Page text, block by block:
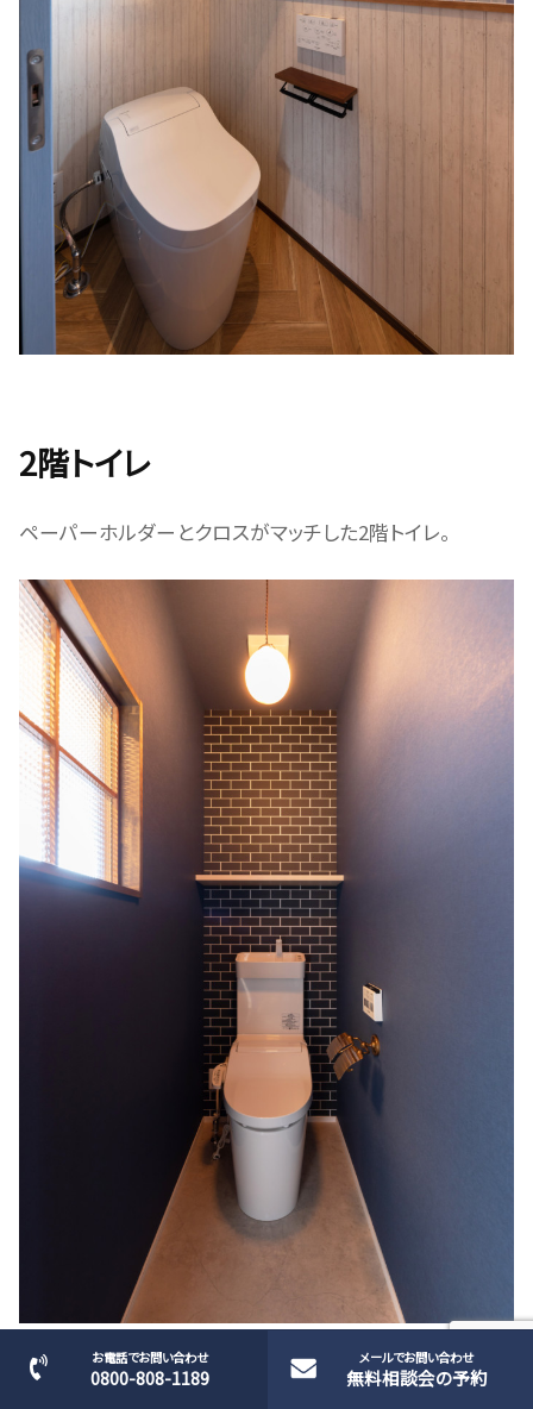
2階トイレ
ペーパーホルダーとクロスがマッチした2階トイレ。
お電話でお問い合わせ
0800-808-1189
メールでお問い合わせ
無料相談会の予約